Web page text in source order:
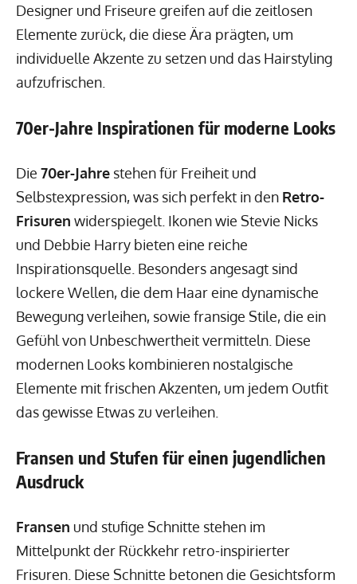
Designer und Friseure greifen auf die zeitlosen
Elemente zurück, die diese Ära prägten, um
individuelle Akzente zu setzen und das Hairstyling
aufzufrischen.
70er-Jahre Inspirationen für moderne Looks
Die 70er-Jahre stehen für Freiheit und
Selbstexpression, was sich perfekt in den Retro-
Frisuren widerspiegelt. Ikonen wie Stevie Nicks
und Debbie Harry bieten eine reiche
Inspirationsquelle. Besonders angesagt sind
lockere Wellen, die dem Haar eine dynamische
Bewegung verleihen, sowie fransige Stile, die ein
Gefühl von Unbeschwertheit vermitteln. Diese
modernen Looks kombinieren nostalgische
Elemente mit frischen Akzenten, um jedem Outfit
das gewisse Etwas zu verleihen.
Fransen und Stufen für einen jugendlichen
Ausdruck
Fransen und stufige Schnitte stehen im
Mittelpunkt der Rückkehr retro-inspirierter
Frisuren. Diese Schnitte betonen die Gesichtsform